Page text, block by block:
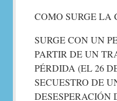
COMO SURGE LA
SURGE CON UN
PARTIR DE UN
PÉRDIDA (EL 26
SECUESTRO DE